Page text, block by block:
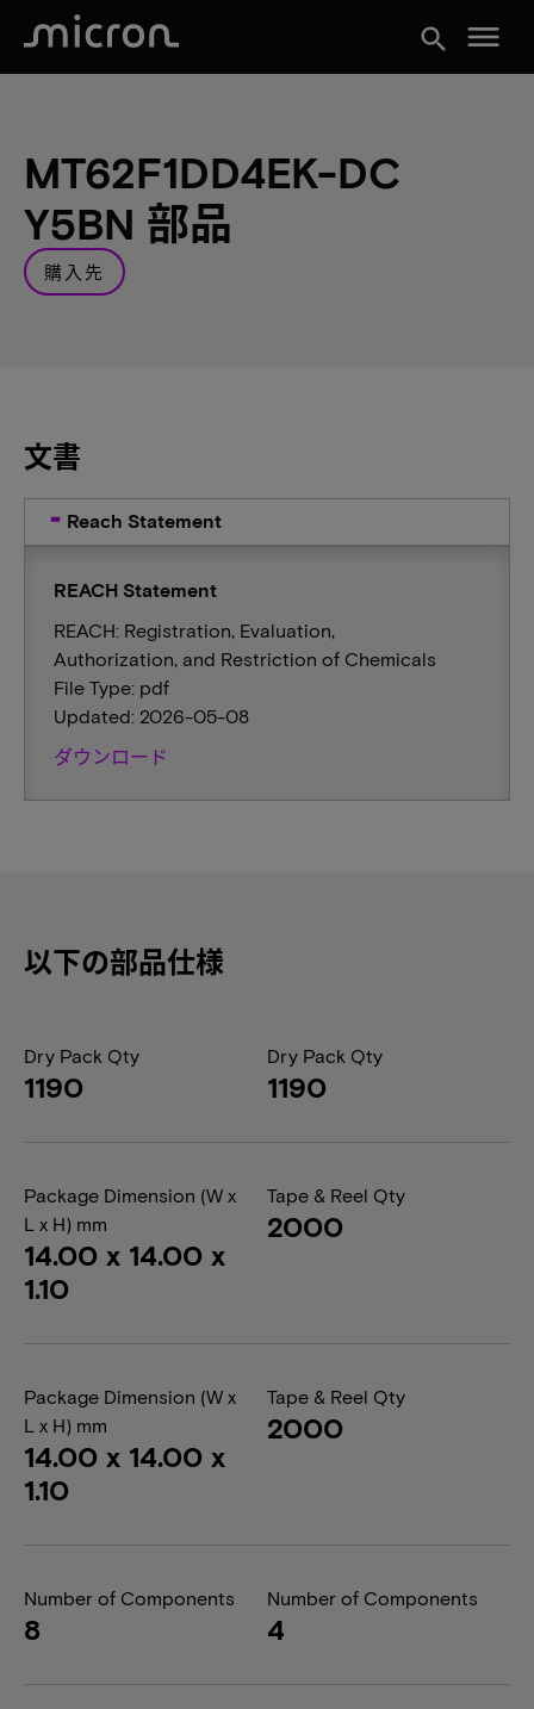
search menu
MT62F1DD4EK-DC
Y5BN 部品
購入先
文書
Reach Statement
REACH Statement
REACH: Registration, Evaluation,
Authorization, and Restriction of Chemicals
File Type: pdf
Updated: 2026-05-08
ダウンロード
以下の部品仕様
Dry Pack Qty
1190
Dry Pack Qty
1190
Package Dimension (W x
L x H) mm
14.00 x 14.00 x
1.10
Tape & Reel Qty
2000
Package Dimension (W x
L x H) mm
14.00 x 14.00 x
1.10
Tape & Reel Qty
2000
Number of Components
8
Number of Components
4